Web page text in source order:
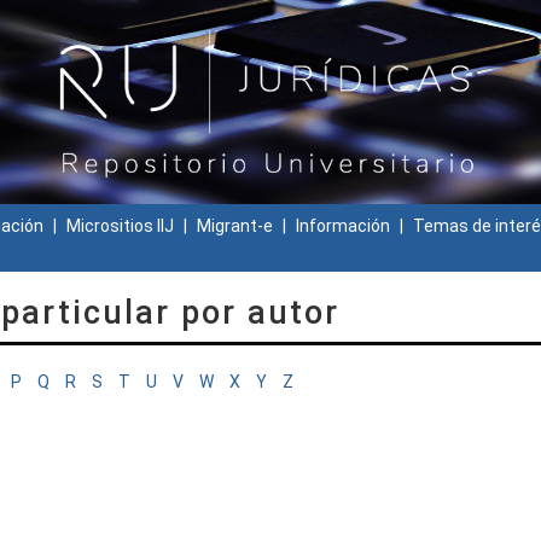
Micrositios IIJ Migrant-e Información Temas de
por autor
P Q R S T U V W X Y Z